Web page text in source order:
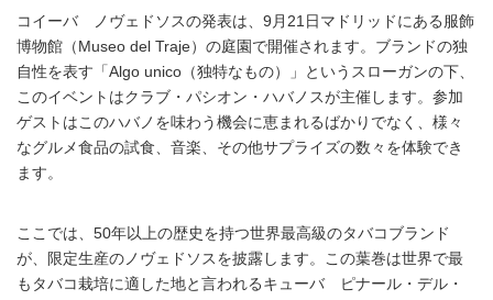
コイーバ ノヴェドソスの発表は、9月21日マドリッドにある服飾
博物館（Museo del Traje）の庭園で開催されます。ブランドの独
自性を表す「Algo unico（独特なもの）」というスローガンの下、
このイベントはクラブ・パシオン・ハバノスが主催します。参加
ゲストはこのハバノを味わう機会に恵まれるばかりでなく、様々
なグルメ食品の試食、音楽、その他サプライズの数々を体験でき
ます。
ここでは、50年以上の歴史を持つ世界最高級のタバコブランド
が、限定生産のノヴェドソスを披露します。この葉巻は世界で最
もタバコ栽培に適した地と言われるキューバ ピナール・デル・